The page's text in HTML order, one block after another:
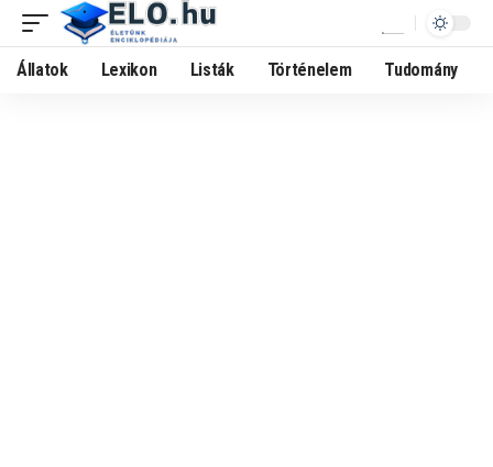
Állatok Lexikon Listák Történelem Tudomány